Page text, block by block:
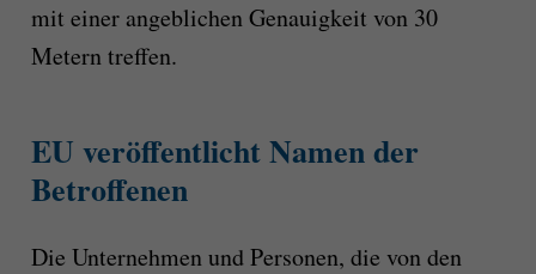
mit einer angeblichen Genauigkeit von 30
Metern treffen.
EU veröffentlicht Namen der
Betroffenen
Die Unternehmen und Personen, die von den